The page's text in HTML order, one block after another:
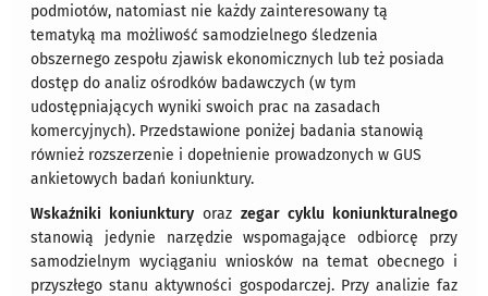
podmiotów, natomiast nie każdy zainteresowany tą
tematyką ma możliwość samodzielnego śledzenia
obszernego zespołu zjawisk ekonomicznych lub też posiada
dostęp do analiz ośrodków badawczych (w tym
udostępniających wyniki swoich prac na zasadach
komercyjnych). Przedstawione poniżej badania stanowią
również rozszerzenie i dopełnienie prowadzonych w GUS
ankietowych badań koniunktury.
Wskaźniki koniunktury oraz zegar cyklu koniunkturalnego
stanowią jedynie narzędzie wspomagające odbiorcę przy
samodzielnym wyciąganiu wniosków na temat obecnego i
przyszłego stanu aktywności gospodarczej. Przy analizie faz